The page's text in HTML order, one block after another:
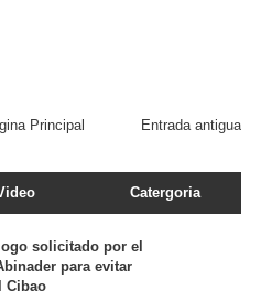
Entrada antigua
Principal
Catergoria
solicitado por el
para evitar
Cibao